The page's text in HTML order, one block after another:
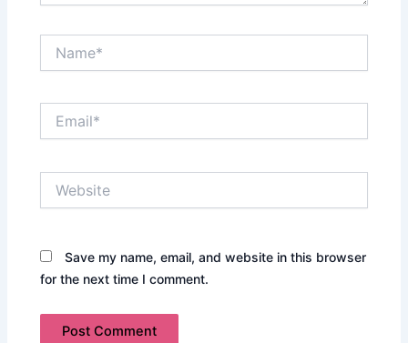
Save my name, email, and website in this browser
for the next time I comment.